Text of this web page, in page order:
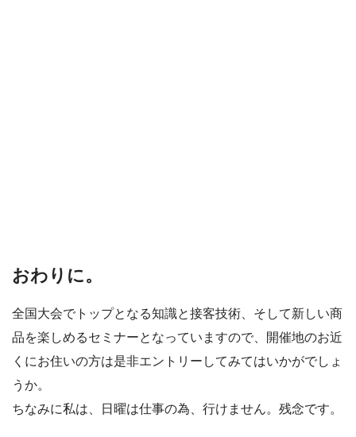
おわりに。
全国大会でトップとなる知識と接客技術、そして新しい商
品を楽しめるセミナーとなっていますので、開催地のお近
くにお住いの方は是非エントリーしてみてはいかがでしょ
うか。
ちなみに私は、日曜は仕事の為、行けません。残念です。